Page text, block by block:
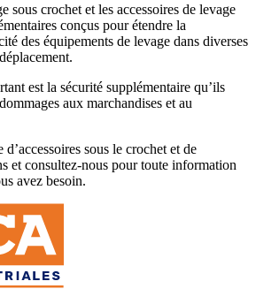
sous crochet et les accessoires de levage
conçus pour étendre la
des équipements de levage dans diverses
est la sécurité supplémentaire qu’ils
aux marchandises et au
sous le crochet et de
et consultez-nous pour toute information
avez besoin.